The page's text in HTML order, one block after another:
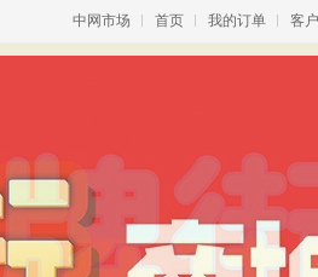
中网市场 首页 我的订单 客